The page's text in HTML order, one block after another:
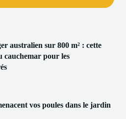
australien sur 800 m² : cette
cauchemar pour les
vos poules dans le jardin